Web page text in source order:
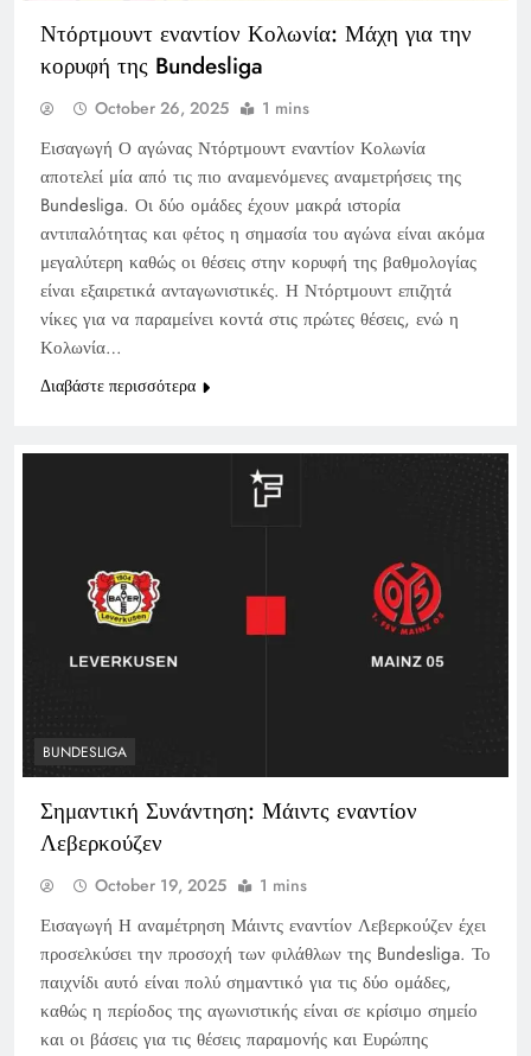
Ντόρτμουντ εναντίον Κολωνία: Μάχη για την
κορυφή της Bundesliga
October 26, 2025 1 mins
Εισαγωγή Ο αγώνας Ντόρτμουντ εναντίον Κολωνία
αποτελεί μία από τις πιο αναμενόμενες αναμετρήσεις της
Bundesliga. Οι δύο ομάδες έχουν μακρά ιστορία
αντιπαλότητας και φέτος η σημασία του αγώνα είναι ακόμα
μεγαλύτερη καθώς οι θέσεις στην κορυφή της βαθμολογίας
είναι εξαιρετικά ανταγωνιστικές. Η Ντόρτμουντ επιζητά
νίκες για να παραμείνει κοντά στις πρώτες θέσεις, ενώ η
Κολωνία…
Διαβάστε περισσότερα
BUNDESLIGA
Σημαντική Συνάντηση: Μάιντς εναντίον
Λεβερκούζεν
October 19, 2025 1 mins
Εισαγωγή Η αναμέτρηση Μάιντς εναντίον Λεβερκούζεν έχει
προσελκύσει την προσοχή των φιλάθλων της Bundesliga. Το
παιχνίδι αυτό είναι πολύ σημαντικό για τις δύο ομάδες,
καθώς η περίοδος της αγωνιστικής είναι σε κρίσιμο σημείο
και οι βάσεις για τις θέσεις παραμονής και Ευρώπης